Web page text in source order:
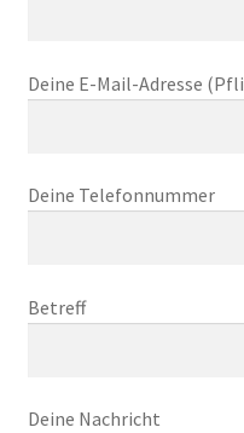
Deine E-Mail-Adresse
Deine Telefonnummer
Betreff
Deine Nachricht